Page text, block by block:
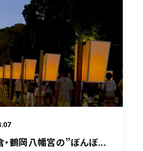
・鶴岡八幡宮の”ぼんぼ...